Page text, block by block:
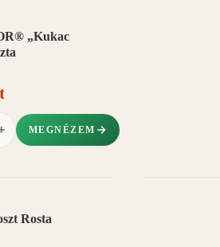
„Kukac
MEGNÉZEM
Rosta